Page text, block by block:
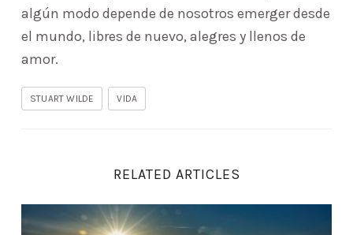
algún modo depende de nosotros emerger desde
el mundo, libres de nuevo, alegres y llenos de
amor.
STUART WILDE VIDA
RELATED ARTICLES
Más allá del éxito